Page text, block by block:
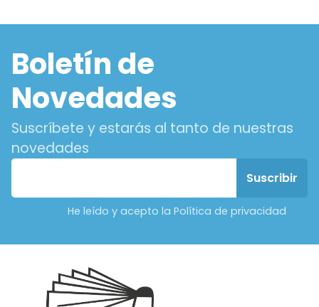
Boletín de
Novedades
Suscríbete y estarás al tanto de nuestras
novedades
He leído y acepto la Política de privacidad